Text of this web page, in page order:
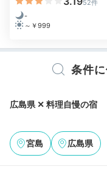
会席料理イメージ
夕食は「ひめあかり
魚介中心の「美味魚
も魚も贅沢に「美
52件
-
～￥999
条件
広島県 ✕ 料理自慢の宿
宮島 広島県